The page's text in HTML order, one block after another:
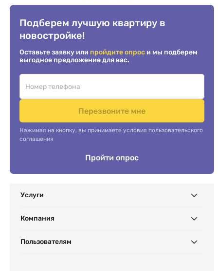
Подберем лучшую квартиру в
новостройке!
Оставьте заявку или пройдите опрос и мы подберем
выгодное предложение для вас.
Перезвоните мне
Нажимая на кнопку, вы принимаете условия пользовательского
соглашения
Пройти опрос
Услуги
Компания
Пользователям